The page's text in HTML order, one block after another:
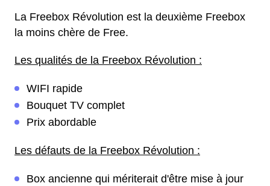
La Freebox Révolution est la deuxième Freebox
la moins chère de Free.
Les qualités de la Freebox Révolution :
WIFI rapide
Bouquet TV complet
Prix abordable
Les défauts de la Freebox Révolution :
Box ancienne qui mériterait d'être mise à jour